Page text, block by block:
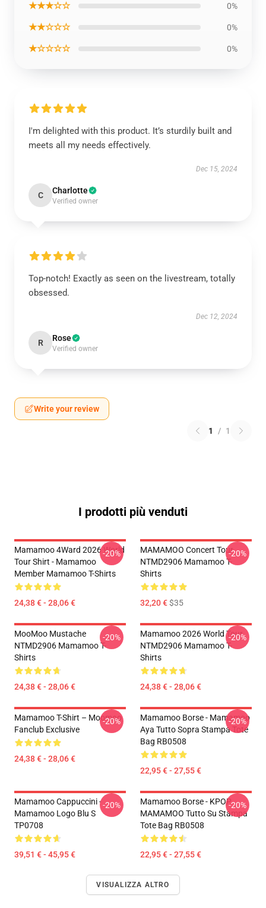
★★★☆☆ 0%
★★☆☆☆ 0%
★☆☆☆☆ 0%
I'm delighted with this product. It’s sturdily built and
meets all my needs effectively.
Dec 15, 2024
C Charlotte
Verified owner
Top-notch! Exactly as seen on the livestream, totally
obsessed.
Dec 12, 2024
R Rose
Verified owner
Write your review
1 / 1
I prodotti più venduti
Mamamoo 4Ward 2026 World
Tour Shirt - Mamamoo
Member Mamamoo T-Shirts
24,38 € - 28,06 €
-20%
MAMAMOO Concert Tour
NTMD2906 Mamamoo T-
Shirts
32,20 €$35
-20%
MooMoo Mustache
NTMD2906 Mamamoo T-
Shirts
24,38 € - 28,06 €
-20%
Mamamoo 2026 World Tour
NTMD2906 Mamamoo T-
Shirts
24,38 € - 28,06 €
-20%
Mamamoo T-Shirt – Moomoo
Fanclub Exclusive
24,38 € - 28,06 €
-20%
Mamamoo Borse - Mamamoo
Aya Tutto Sopra Stampa Tote
Bag RB0508
22,95 € - 27,55 €
-20%
Mamamoo Cappuccini -
Mamamoo Logo Blu S
TP0708
39,51 € - 45,95 €
-20%
Mamamoo Borse - KPOP
MAMAMOO Tutto Su Stampa
Tote Bag RB0508
22,95 € - 27,55 €
-20%
VISUALIZZA ALTRO